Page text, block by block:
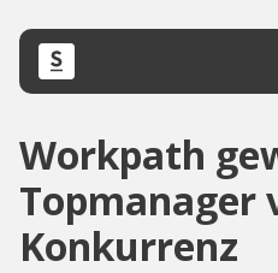
Workpath
Topmanager
Konkurrenz